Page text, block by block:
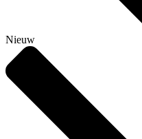
Nieuw